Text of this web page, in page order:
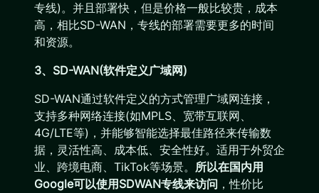
专线)。并且部署快，但是价格一般比较贵，成本
高，相比SD-WAN，专线的部署需要更多的时间
和资源。
3、SD-WAN(软件定义广域网)
SD-WAN通过软件定义的方式管理广域网连接，
支持多种网络连接(如MPLS、宽带互联网、
4G/LTE等)，并能够智能选择最佳路径来传输数
据，灵活性高、成本低、安全性好。适用于外贸企
业、跨境电商、TikTok等场景。 所以在国内用
Google可以使用SDWAN专线来访问 ，性价比